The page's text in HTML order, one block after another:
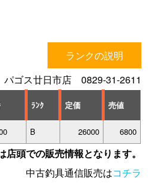
ランクの説明
パゴス廿日市店 0829-31-2611
ﾗﾝｸ 定価 売値
B 26000 6800
店頭での販売情報となります。
中古釣具通信販売はコチラ